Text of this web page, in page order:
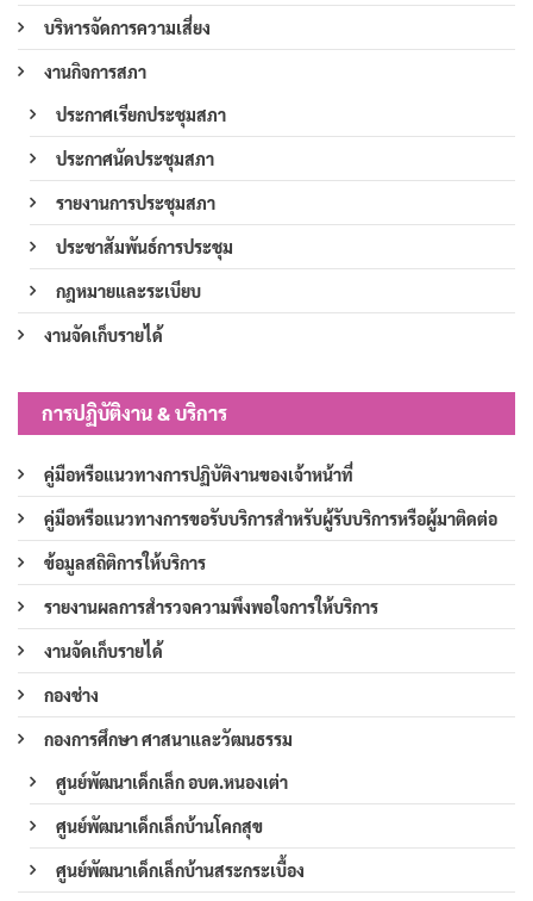
บริหารจัดการความเสี่ยง
งานกิจการสภา
ประกาศเรียกประชุมสภา
ประกาศนัดประชุมสภา
รายงานการประชุมสภา
ประชาสัมพันธ์การประชุม
กฎหมายและระเบียบ
งานจัดเก็บรายได้
การปฏิบัติงาน & บริการ
คู่มือหรือแนวทางการปฏิบัติงานของเจ้าหน้าที่
คู่มือหรือแนวทางการขอรับบริการสำหรับผู้รับบริการหรือผู้มาติดต่อ
ข้อมูลสถิติการให้บริการ
รายงานผลการสำรวจความพึงพอใจการให้บริการ
งานจัดเก็บรายได้
กองช่าง
กองการศึกษา ศาสนาและวัฒนธรรม
ศูนย์พัฒนาเด็กเล็ก อบต.หนองเต่า
ศูนย์พัฒนาเด็กเล็กบ้านโคกสุข
ศูนย์พัฒนาเด็กเล็กบ้านสระกระเบื้อง